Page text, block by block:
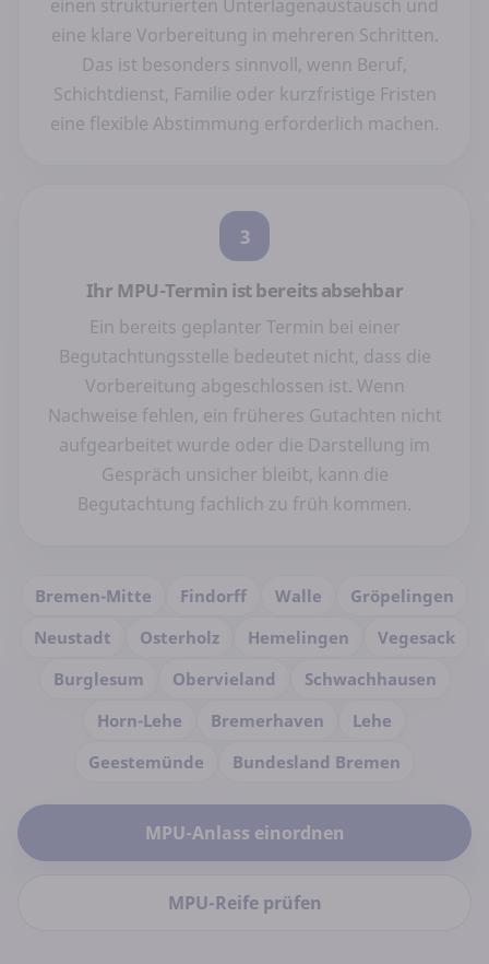
einen strukturierten Unterlagenaustausch und
eine klare Vorbereitung in mehreren Schritten.
Das ist besonders sinnvoll, wenn Beruf,
Schichtdienst, Familie oder kurzfristige Fristen
eine flexible Abstimmung erforderlich machen.
3
Ihr MPU-Termin ist bereits absehbar
Ein bereits geplanter Termin bei einer
Begutachtungsstelle bedeutet nicht, dass die
Vorbereitung abgeschlossen ist. Wenn
Nachweise fehlen, ein früheres Gutachten nicht
aufgearbeitet wurde oder die Darstellung im
Gespräch unsicher bleibt, kann die
Begutachtung fachlich zu früh kommen.
Bremen-Mitte Findorff Walle
Gröpelingen
Neustadt
Osterholz Hemelingen
Vegesack
Burglesum
Obervieland
Schwachhausen
Horn-Lehe
Bremerhaven
Lehe
Geestemünde
Bundesland Bremen
MPU-Anlass einordnen
MPU-Reife prüfen